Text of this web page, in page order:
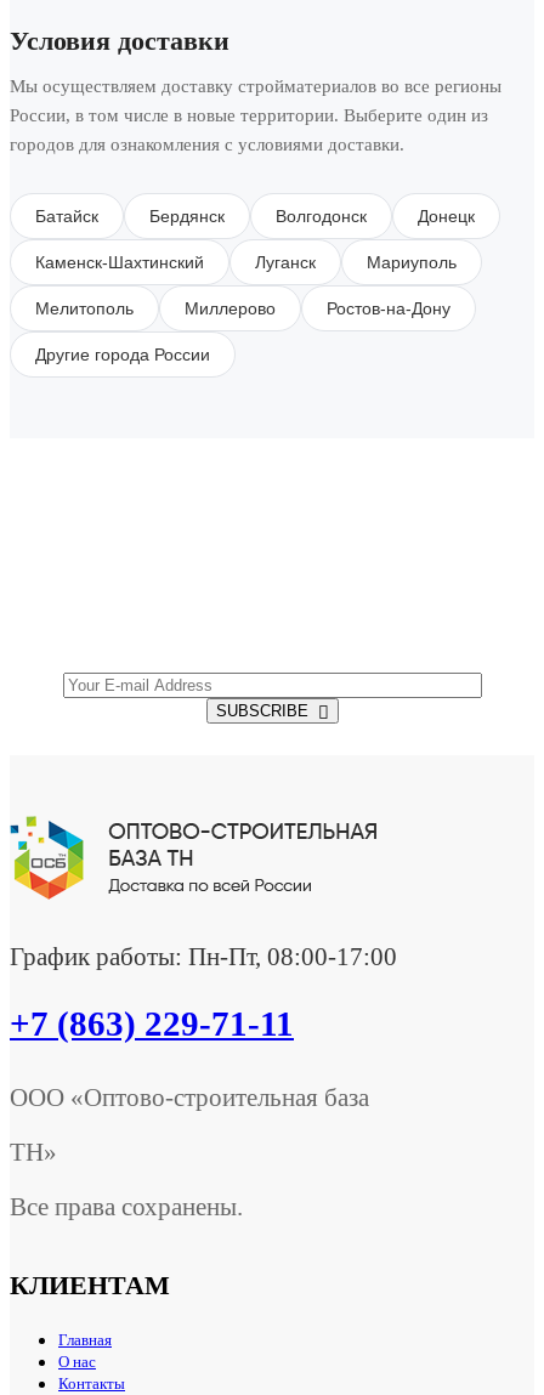
Условия доставки
Мы осуществляем доставку стройматериалов во все регионы
России, в том числе в новые территории. Выберите один из
городов для ознакомления с условиями доставки.
Батайск Бердянск Волгодонск Донецк
Каменск-Шахтинский Луганск Мариуполь
Мелитополь Миллерово Ростов-на-Дону
Другие города России
SUBSCRIBE
График работы: Пн-Пт, 08:00-17:00
+7 (863) 229-71-11
ООО «Оптово-строительная база
ТН»
Все права сохранены.
КЛИЕНТАМ
Главная
О нас
Контакты